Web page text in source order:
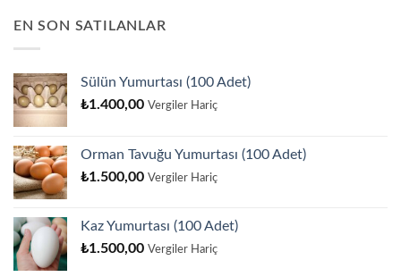
EN SON SATILANLAR
Sülün Yumurtası (100 Adet)
₺1.400,00 Vergiler Hariç
Orman Tavuğu Yumurtası (100 Adet)
₺1.500,00 Vergiler Hariç
Kaz Yumurtası (100 Adet)
₺1.500,00 Vergiler Hariç